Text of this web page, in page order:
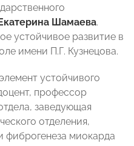
Екатерина Шамаева.
устойчивое развитие в
имени П.Г. Кузнецова.
устойчивого
профессор
заведующая
отделения,
фиброгенеза миокарда